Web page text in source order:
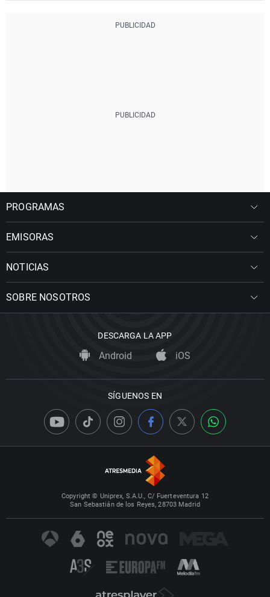
PROGRAMAS
EMISORAS
NOTICIAS
SOBRE NOSOTROS
DESCARGA LA APP
Android iOS
SÍGUENOS EN
Copyright © Uniprex, S.A.U., C/ Fuerteventura 12
San Sebastián de los Reyes, 28703 Madrid